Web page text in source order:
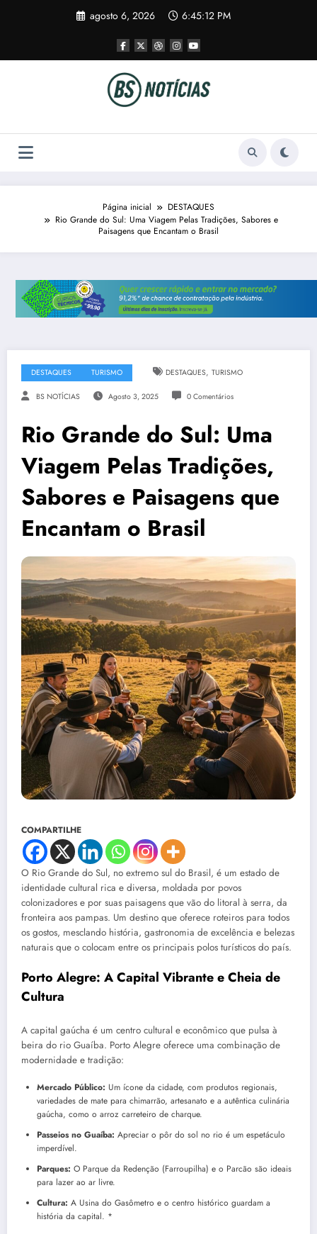
agosto 6, 2026 6:45:13 PM
Página inicial
DESTAQUES
Rio Grande do Sul: Uma Viagem Pelas Tradições, Sabores e
Paisagens que Encantam o Brasil
DESTAQUES TURISMO DESTAQUES, TURISMO
BS NOTÍCIAS Agosto 3, 2025 0 Comentários
Rio Grande do Sul: Uma
Viagem Pelas Tradições,
Sabores e Paisagens que
Encantam o Brasil
COMPARTILHE
O Rio Grande do Sul, no extremo sul do Brasil, é um estado de
identidade cultural rica e diversa, moldada por povos
colonizadores e por suas paisagens que vão do litoral à serra, da
fronteira aos pampas. Um destino que oferece roteiros para todos
os gostos, mesclando história, gastronomia de excelência e belezas
naturais que o colocam entre os principais polos turísticos do país.
Porto Alegre: A Capital Vibrante e Cheia de
Cultura
A capital gaúcha é um centro cultural e econômico que pulsa à
beira do rio Guaíba. Porto Alegre oferece uma combinação de
modernidade e tradição:
Mercado Público: Um ícone da cidade, com produtos regionais,
variedades de mate para chimarrão, artesanato e a autêntica culinária
gaúcha, como o arroz carreteiro de charque.
Passeios no Guaíba: Apreciar o pôr do sol no rio é um espetáculo
imperdível.
Parques: O Parque da Redenção (Farroupilha) e o Parcão são ideais
para lazer ao ar livre.
Cultura: A Usina do Gasômetro e o centro histórico guardam a
história da capital. *